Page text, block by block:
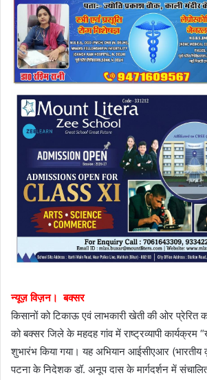
न्यूज़ विज़न। बक्सर
किसानों को टिकाऊ एवं लाभकारी खेती की ओर प्रेरित
को बक्सर जिले के महदह गांव में राष्ट्रव्यापी कार्यक्रम
शुभारंभ किया गया। यह अभियान आईसीएआर (भारतीय
पटना के निदेशक डॉ. अनूप दास के मार्गदर्शन में